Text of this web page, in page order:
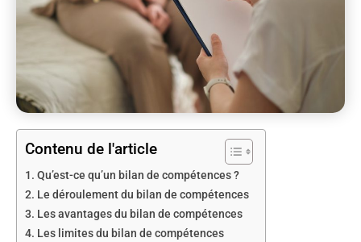
Contenu de l'article
Qu’est-ce qu’un bilan de compétences ?
Le déroulement du bilan de compétences
Les avantages du bilan de compétences
Les limites du bilan de compétences